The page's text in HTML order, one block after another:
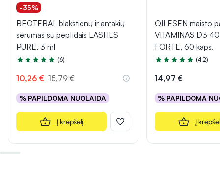
-35%
BEOTEBAL blakstienų ir antakių
serumas su peptidais LASHES
PURE, 3 ml
Įvertinimas 4.8 iš 5
(6)
10,26 € 15,79 €
% PAPILDOMA NUOLAIDA
Į krepšelį
OILESEN maisto
VITAMINAS D3
FORTE, 60 kaps.
Įvertinimas 5.0 iš 5
(42)
14,97 €
% PAPILDOMA
Į